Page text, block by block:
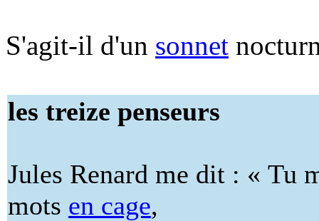
S'agit-il d'un sonnet
les treize penseurs
Jules Renard me dit : « Tu
mots en cage,